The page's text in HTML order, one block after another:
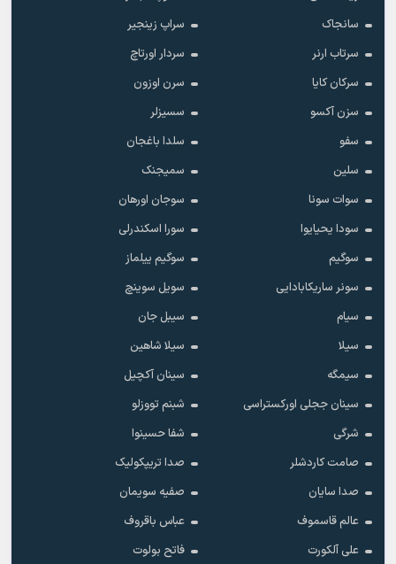
سانجاک
سراپ زینجیر
سرتاب ارنر
سردار اورتاچ
سرکان کایا
سرن اوزون
سزن آکسو
سسیزلر
سفو
سلدا باغجان
سلین
سمیجنک
سوات سونا
سوجان اورهان
سودا یحیایوا
سورا اسکندرلی
سوگیم
سوگیم ییلماز
سونر ساریکابادایی
سویل سوینچ
سیام
سیبل جان
سیلا
سیلا شاهین
سیمگه
سینان آکچیل
سینان ججلی اورکستراسی
شبنم تووزلو
شرگی
شفا حسینوا
صامت کاردشلر
صدا تریپکولیک
صدا سایان
صفیه سویمان
عالم قاسموف
عباس باقروف
علی آلکورت
فاتح بولوت